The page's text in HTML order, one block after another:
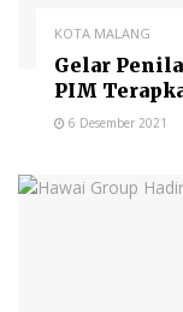
KOTA MALANG
Gelar
PIM
6 Desember 2021